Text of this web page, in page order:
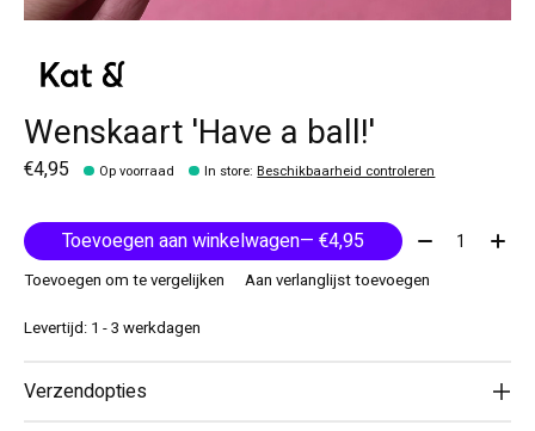
Wenskaart 'Have a ball!'
€4,95 Op voorraad In store:Beschikbaarheid controleren
Toevoegen aan winkelwagen — €4,95 Aantal:
Toevoegen om te vergelijken
Aan verlanglijst toevoegen
Levertijd: 1 - 3 werkdagen
Verzendopties